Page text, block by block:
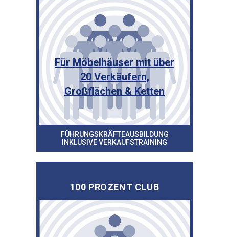
Für Möbelhäuser mit über
20 Verkäufern,
Großflächen & Ketten
FÜHRUNGSKRÄFTEAUSBILDUNG
INKLUSIVE VERKAUFSTRAINING
100 PROZENT CLUB